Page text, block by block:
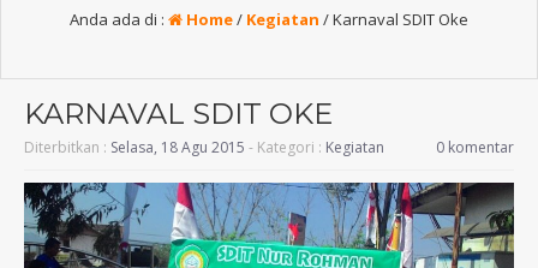
Anda ada di : Home/ Kegiatan /Karnaval SDIT Oke
KARNAVAL SDIT OKE
Diterbitkan : Selasa, 18 Agu 2015 - Kategori : Kegiatan 0 komentar